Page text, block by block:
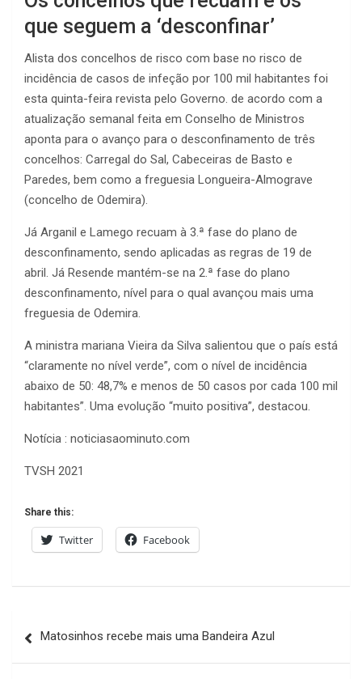
que seguem a ‘desconfinar’
Alista dos concelhos de risco com base no risco de
incidência de casos de infeção por 100 mil habitantes foi
esta quinta-feira revista pelo Governo. de acordo com a
atualização semanal feita em Conselho de Ministros
aponta para o avanço para o desconfinamento de três
concelhos: Carregal do Sal, Cabeceiras de Basto e
Paredes, bem como a freguesia Longueira-Almograve
(concelho de Odemira).
Já Arganil e Lamego recuam à 3.ª fase do plano de
desconfinamento, sendo aplicadas as regras de 19 de
abril. Já Resende mantém-se na 2.ª fase do plano
desconfinamento, nível para o qual avançou mais uma
freguesia de Odemira.
A ministra mariana Vieira da Silva salientou que o país está
“claramente no nível verde”, com o nível de incidência
abaixo de 50: 48,7% e menos de 50 casos por cada 100 mil
habitantes”. Uma evolução “muito positiva”, destacou.
Notícia : noticiasaominuto.com
TVSH 2021
Share this:
Twitter Facebook
de
Matosinhos recebe mais uma Bandeira Azul